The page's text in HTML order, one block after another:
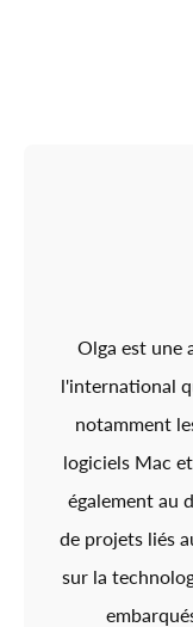
Olga est une
l'international
notamment
logiciels Mac
également au
de projets liés
sur la